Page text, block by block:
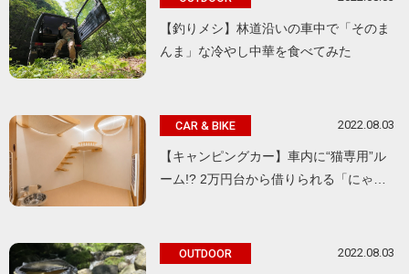
【釣りメシ】林道沿いの車中で「そのま
んま」な冷やし中華を食べてみた
CAR & BIKE 2022.08.03
【キャンピングカー】車内に“猫専用”ル
ーム!? 2万円台から借りられる「にゃ…
OUTDOOR 2022.08.03